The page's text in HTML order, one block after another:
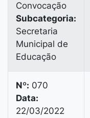
Convocação
Subcategoria:
Secretaria
Municipal de
Educação
Nº: 070
Data:
22/03/2022